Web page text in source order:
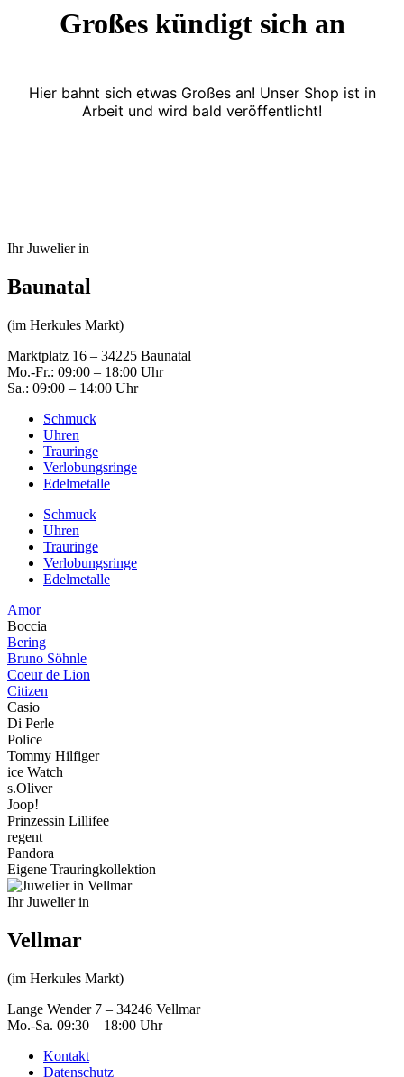
Großes kündigt sich an
Hier bahnt sich etwas Großes an! Unser Shop ist in
Arbeit und wird bald veröffentlicht!
Ihr Juwelier in
Baunatal
(im Herkules Markt)
Marktplatz 16 – 34225 Baunatal
Mo.-Fr.: 09:00 – 18:00 Uhr
Sa.: 09:00 – 14:00 Uhr
Schmuck
Uhren
Trauringe
Verlobungsringe
Edelmetalle
Schmuck
Uhren
Trauringe
Verlobungsringe
Edelmetalle
Amor
Boccia
Bering
Bruno Söhnle
Coeur de Lion
Citizen
Casio
Di Perle
Police
Tommy Hilfiger
ice Watch
s.Oliver
Joop!
Prinzessin Lillifee
regent
Pandora
Eigene Trauringkollektion
Ihr Juwelier in
Vellmar
(im Herkules Markt)
Lange Wender 7 – 34246 Vellmar
Mo.-Sa. 09:30 – 18:00 Uhr
Kontakt
Datenschutz